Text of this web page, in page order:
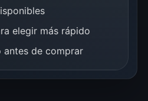
elegir más rápido
de comprar